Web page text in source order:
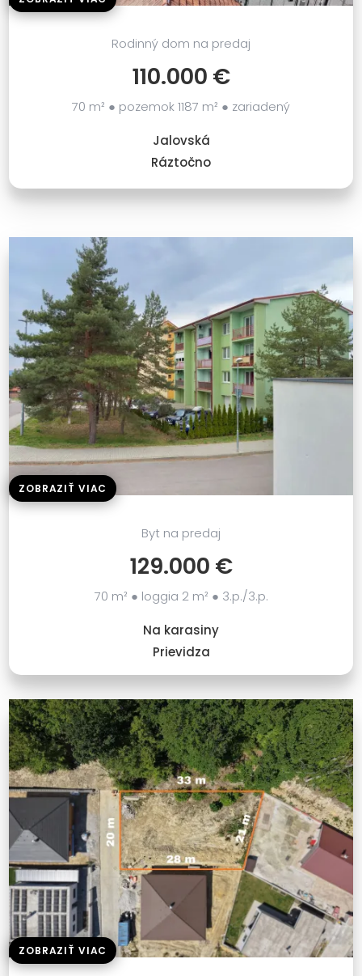
Rodinný dom na predaj
110.000 €
70 m² ● pozemok 1187 m² ● zariadený
Jalovská
Ráztočno
ZOBRAZIŤ VIAC
Byt na predaj
129.000 €
70 m² ● loggia 2 m² ● 3.p./3.p.
Na karasiny
Prievidza
ZOBRAZIŤ VIAC